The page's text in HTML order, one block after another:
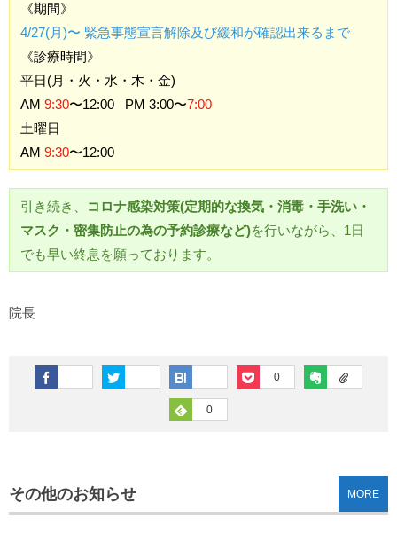
《期間》
4/27(月)〜 緊急事態宣言解除及び緩和が確認出来るまで
《診療時間》
平日(月・火・水・木・金)
AM 9:30〜12:00 PM 3:00〜7:00
土曜日
AM 9:30〜12:00
引き続き、
コロナ感染対策(定期的な換気・消毒・手洗い・
マスク・密集防止の為の予約診療など)を行いながら、1日
でも早い終息を願っております。
院長
0
0
その他のお知らせ MORE